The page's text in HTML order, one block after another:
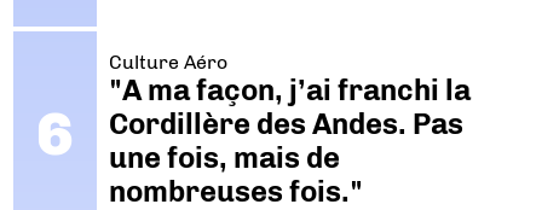
Culture Aéro
"A ma façon, j’ai franchi la
Cordillère des Andes. Pas
une fois, mais de
nombreuses fois."